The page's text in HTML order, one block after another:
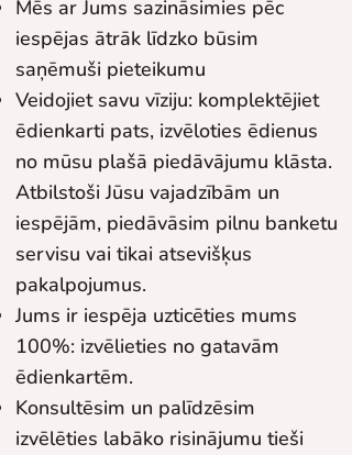
Mēs ar Jums sazināsimies pēc
iespējas ātrāk līdzko būsim
saņēmuši pieteikumu
Veidojiet savu vīziju: komplektējiet
ēdienkarti pats, izvēloties ēdienus
no mūsu plašā piedāvājumu klāsta.​
Atbilstoši Jūsu vajadzībām un
iespējām, piedāvāsim pilnu banketu
servisu vai tikai atsevišķus
pakalpojumus.
Jums ir iespēja uzticēties mums
100%: izvēlieties no gatavām
ēdienkartēm.
Konsultēsim un palīdzēsim
izvēlēties labāko risinājumu tieši